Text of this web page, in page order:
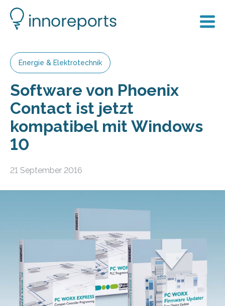
Energie & Elektrotechnik
Software von Phoenix
Contact ist jetzt
kompatibel mit Windows
10
21 September 2016